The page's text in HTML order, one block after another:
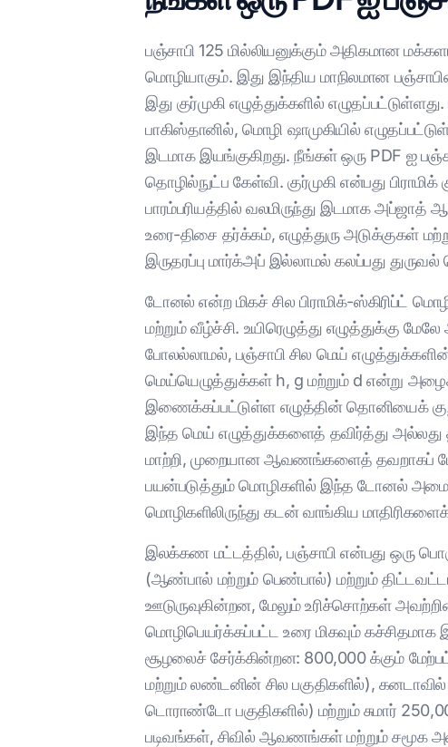
பஞ்சாபி 125 மில்லியனுக்கும் அதிகமான
மொழியாகும். இது இந்திய மாநிலமான
இது குர்முகி எழுத்துக்களில்
பாகிஸ்தானில், மொழி ஷாமுகியில்
இடமாக இயங்குகிறது. நீங்கள் ஒரு PDF ஐ
தொழில்நுட்ப கேள்வி. குர்முகி என்பது பிராமிக்
பாரம்பரியத்தில் வலமிருந்து இடமாக அப்ஜாத்
உரை-திசை தர்க்கம், எழுத்துரு அடுக்குகள்
இருதரப்பு மார்க்அப் இல்லாமல் கலப்பது துருவல்
டோனல் என்ற மிகச் சில பிராமிக்-ஸ்கிரிப்ட்
மற்றும் வீழ்ச்சி. உயிரெழுத்து எழுத்துக்கு
போலல்லாமல், பஞ்சாபி சில மெய்
மெய்யெழுத்துக்கள் h, g மற்றும் d என்று
இணைக்கப்பட்டுள்ள எழுத்தின் தொனியைக்
இந்த மெய் எழுத்துக்களைத் தவிர்த்து
மாற்றி, முறையான ஆவணங்களைத் தவறாகப்
பயன்படுத்தும் மொழிகளில் இந்த டோனல்
மொழிகளிலிருந்து கடன் வாங்கிய மாதிரிகளைக்
இலக்கண மட்டத்தில், பஞ்சாபி என்பது ஒரு
(ஆண்பால் மற்றும் பெண்பால்) மற்றும்
ஊடுருவுகின்றன, மேலும் உரிச்சொற்கள்
மொழிபெயர்க்கப்பட்ட உரை மிகவும் கச்சிதமாக
சூழலைச் சேர்க்கின்றன: 800,000 க்கும்
மற்றும் லண்டனின் சில பகுதிகளில்),
டொராண்டோ பகுதிகளில்) மற்றும் சுமார்
படிவங்கள், சிவில் ஆவணங்கள் மற்றும் சமூக